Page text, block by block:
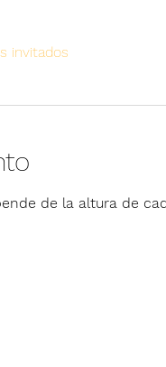
invitados
de la altura de